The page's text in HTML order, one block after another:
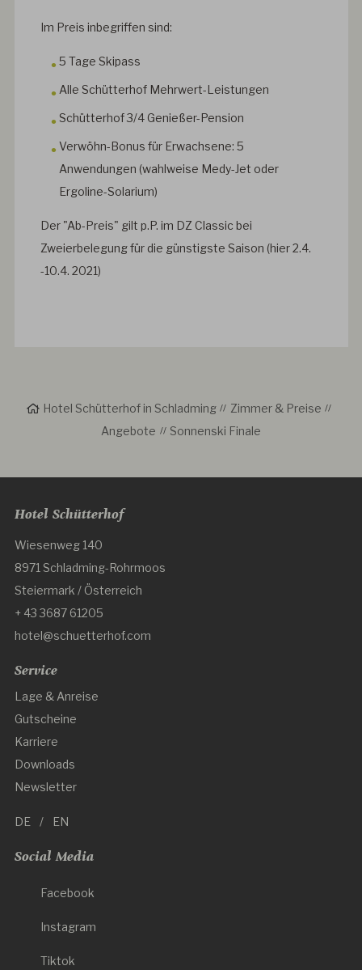
Im Preis inbegriffen sind:
5 Tage Skipass
Alle Schütterhof Mehrwert-Leistungen
Schütterhof 3/4 Genießer-Pension
Verwöhn-Bonus für Erwachsene: 5
Anwendungen (wahlweise Medy-Jet oder
Ergoline-Solarium)
Der "Ab-Preis" gilt p.P. im DZ Classic bei
Zweierbelegung für die günstigste Saison (hier 2.4.
-10.4. 2021)
Hotel Schütterhof in Schladming
Zimmer & Preise
Angebote
Sonnenski Finale
Hotel Schütterhof
Wiesenweg 140
8971 Schladming-Rohrmoos
Steiermark / Österreich
+ 43 3687 61205
hotel@schuetterhof.com
Service
Lage & Anreise
Gutscheine
Karriere
Downloads
Newsletter
DE EN
Social Media
Facebook
Instagram
Tiktok